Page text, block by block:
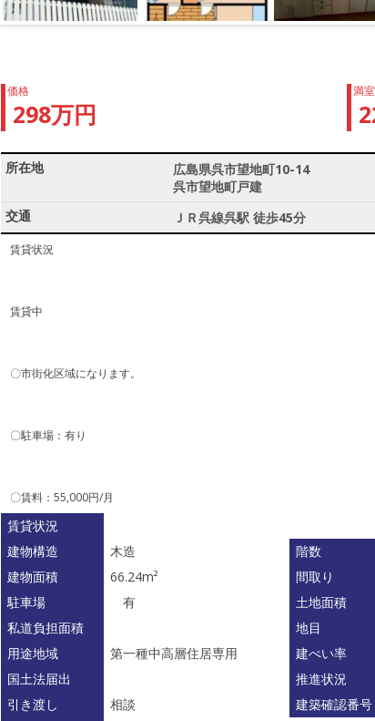
価格
298万円
満
所在地
広島県呉市望地町10-14
呉市望地町戸建
交通
ＪＲ呉線呉駅 徒歩45分
賃貸状況
賃貸中
〇市街化区域になります。
〇駐車場：有り
〇賃料：55,000円/月
賃貸状況
建物構造
木造 階数
建物面積
66.24m² 間取り
駐車場
有 土地面積
私道負担面積
地目
用途地域
第一種中高層住居専用 建ぺい率
国土法届出
推進状況
引き渡し
相談 建築確認番号